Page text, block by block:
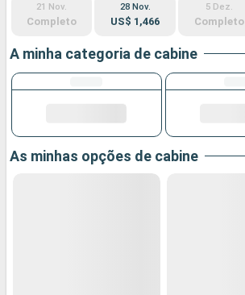
21 Nov.
Completo
28 Nov.
US$ 1,466
5 Dez.
Completo
A minha categoria de cabine
As minhas opções de cabine
Pesquisar